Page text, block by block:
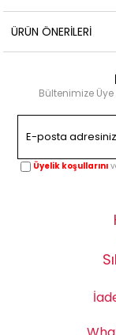
ÜRÜN ÖNERILERI
Bültenimize
Üyelik koşullarını